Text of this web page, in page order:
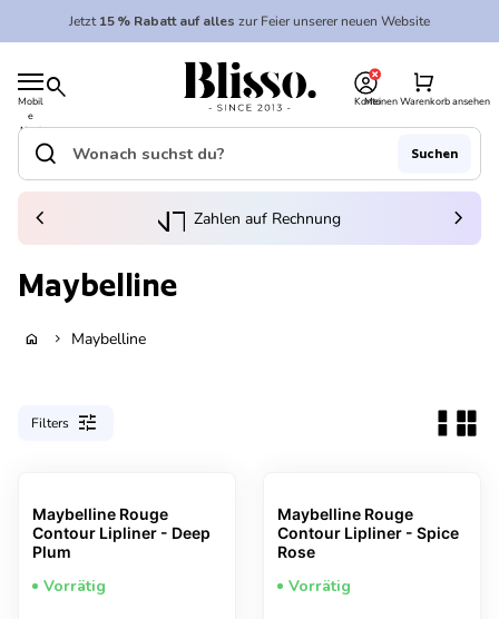
Zum Inhalt springen
Jetzt15 % Rabatt auf alles zur Feier unserer neuen Website
Mobil
e
Navi
gatio
search
Startseite
Konto
Meinen Warenkorb ansehen
shopping_cart
Startseite
Suche"
search Suchen
(Link öffnet in neuem Tab/Fenster)
Zahlen auf Rechnung
chevron_left chevron_right
Maybelline
home chevron_right Maybelline
Filters tune
Maybelline Rouge
Contour Lipliner - Deep
Plum
Vorrätig
Maybelline Rouge
Contour Lipliner - Spice
Rose
Vorrätig